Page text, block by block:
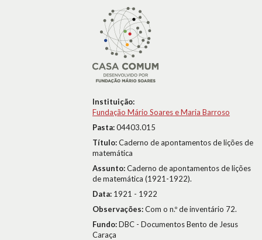
Instituição:
Fundação Mário Soares e Maria Barroso
Pasta:04403.015
Título:Caderno de apontamentos de lições de
matemática
Assunto:Caderno de apontamentos de lições
de matemática (1921-1922).
Data: 1921 - 1922
Observações:Com o n.º de inventário 72.
Fundo:DBC - Documentos Bento de Jesus
Caraça